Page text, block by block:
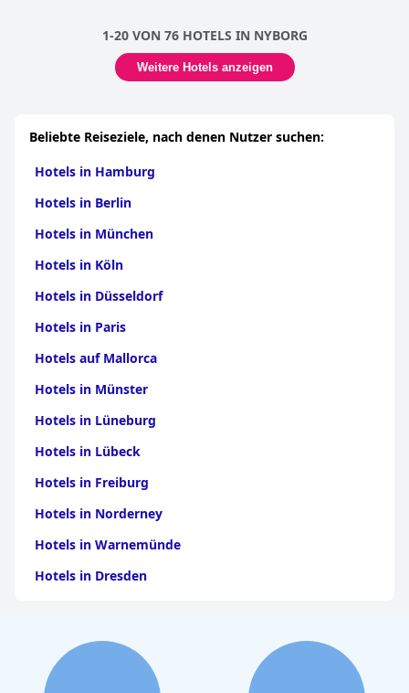
1-20 VON 76 HOTELS IN NYBORG
Weitere Hotels anzeigen
Beliebte Reiseziele, nach denen Nutzer suchen:
Hotels in Hamburg
Hotels in Berlin
Hotels in München
Hotels in Köln
Hotels in Düsseldorf
Hotels in Paris
Hotels auf Mallorca
Hotels in Münster
Hotels in Lüneburg
Hotels in Lübeck
Hotels in Freiburg
Hotels in Norderney
Hotels in Warnemünde
Hotels in Dresden
Hotels in Stuttgart
Hotels in Leipzig